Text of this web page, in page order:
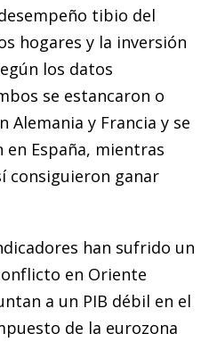
tibio del
hogares y la inversión
los datos
se estancaron o
Alemania y Francia y se
en España, mientras
consiguieron ganar
han sufrido un
en Oriente
a un PIB débil en el
de la eurozona